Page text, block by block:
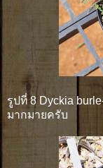
รูปที่ 8 Dyckia
มากมายครับ